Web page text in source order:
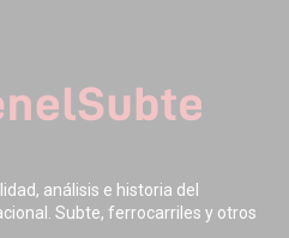
análisis e historia del
Subte, ferrocarriles y otros